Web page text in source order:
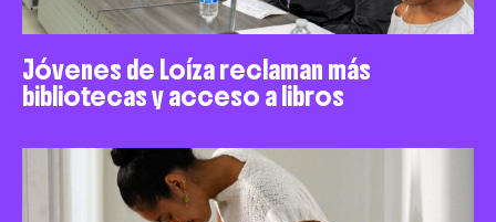
Jóvenes de Loíza reclaman más
bibliotecas y acceso a libros